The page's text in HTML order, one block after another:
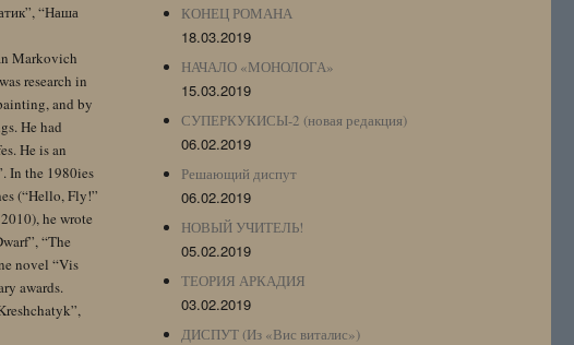
“Наша
Markovich
research in
and by
He had
He is an
In the 1980ies
(“Hello, Fly!”
he wrote
“The
novel “Vis
awards.
КОНЕЦ РОМАНА
18.03.2019
НАЧАЛО «МОНОЛОГА»
15.03.2019
СУПЕРКУКИСЫ-2 (новая редакция)
06.02.2019
Решающий диспут
06.02.2019
НОВЫЙ УЧИТЕЛЬ!
05.02.2019
ТЕОРИЯ АРКАДИЯ
03.02.2019
ДИСПУТ (Из «Вис виталис»)